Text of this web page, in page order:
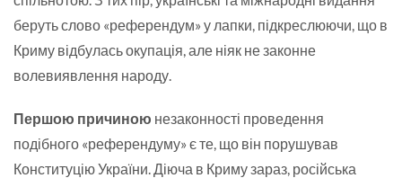
беруть слово «референдум» у лапки, підкреслюючи, що в
Криму відбулась окупація, але ніяк не законне
волевиявлення народу.
Першою причиною незаконності проведення
подібного «референдуму» є те, що він порушував
Конституцію України. Діюча в Криму зараз, російська